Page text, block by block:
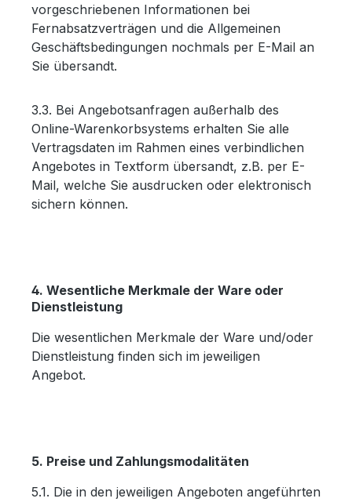
vorgeschriebenen Informationen bei
Fernabsatzverträgen und die Allgemeinen
Geschäftsbedingungen nochmals per E-Mail an
Sie übersandt.
3.3. Bei Angebotsanfragen außerhalb des
Online-Warenkorbsystems erhalten Sie alle
Vertragsdaten im Rahmen eines verbindlichen
Angebotes in Textform übersandt, z.B. per E-
Mail, welche Sie ausdrucken oder elektronisch
sichern können.
4. Wesentliche Merkmale der Ware oder
Dienstleistung
Die wesentlichen Merkmale der Ware und/oder
Dienstleistung finden sich im jeweiligen
Angebot.
5. Preise und Zahlungsmodalitäten
5.1. Die in den jeweiligen Angeboten angeführten